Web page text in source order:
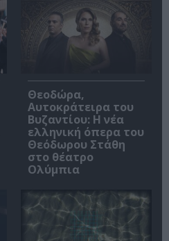
Θεοδώρα,
Αυτοκράτειρα του
Βυζαντίου: Η νέα
ελληνική όπερα του
Θεόδωρου Στάθη
στο θέατρο
Ολύμπια